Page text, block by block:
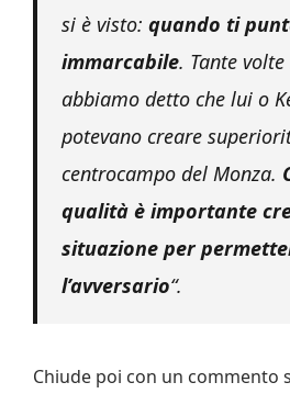
si è visto: quando ti
immarcabile. Tante
abbiamo detto che lui o
potevano creare
centrocampo del Monza.
qualità è importante
situazione per
l’avversario“.
Chiude poi con un commento